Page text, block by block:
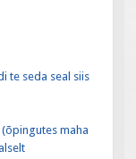
te seda seal siis
maha